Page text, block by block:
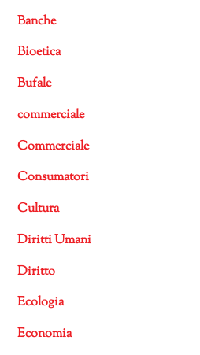
Banche
Bioetica
Bufale
commerciale
Commerciale
Consumatori
Cultura
Diritti Umani
Diritto
Ecologia
Economia